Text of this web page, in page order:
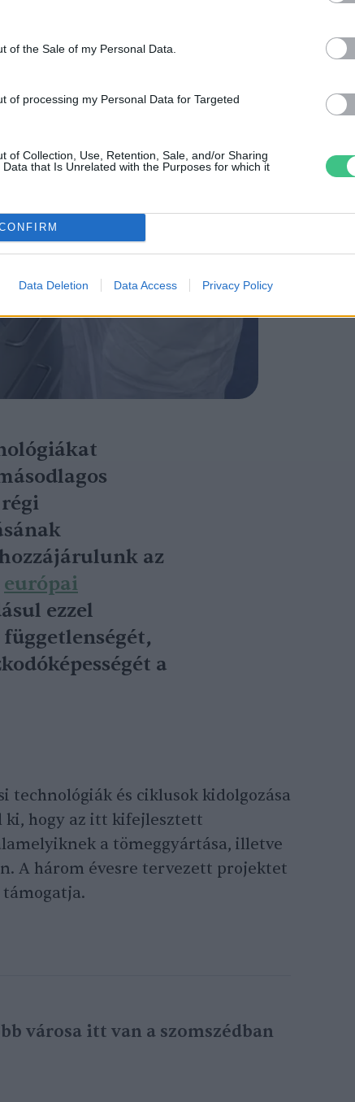
of the Sale of my Personal Data.
of processing my Personal Data for Targeted
of Collection, Use, Retention, Sale, and/or Sharing
that Is Unrelated with the Purposes for which it
Data Deletion Data Access Privacy Policy
az
európai
ezzel
a
technológiák és ciklusok kidolgozása
ki, hogy az itt kifejlesztett
a tömeggyártása, illetve
A három évesre tervezett projektet
városa itt van a szomszédban